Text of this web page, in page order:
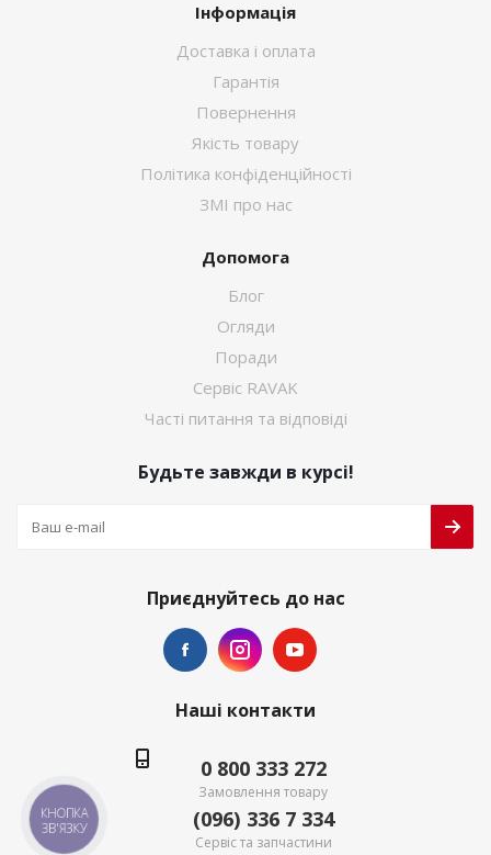
Інформація
Доставка і оплата
Гарантія
Повернення
Якість товару
Політика конфіденційності
ЗМІ про нас
Допомога
Блог
Огляди
Поради
Сервіс RAVAK
Часті питання та відповіді
Будьте завжди в курсі!
Приєднуйтесь до нас
Наші контакти
0 800 333 272
Замовлення товару
(096) 336 7 334
Сервіс та запчастини
КНОПКА
ЗВ'ЯЗКУ